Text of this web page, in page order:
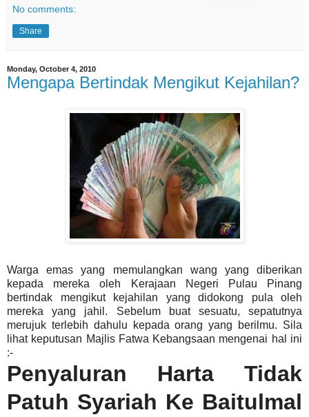
No comments:
Share
Monday, October 4, 2010
Mengapa Bertindak Mengikut Kejahilan?
Warga emas yang memulangkan wang yang diberikan
kepada mereka oleh Kerajaan Negeri Pulau Pinang
bertindak mengikut kejahilan yang didokong pula oleh
mereka yang jahil. Sebelum buat sesuatu, sepatutnya
merujuk terlebih dahulu kepada orang yang berilmu. Sila
lihat keputusan Majlis Fatwa Kebangsaan mengenai hal ini
:-
Penyaluran Harta Tidak
Patuh Syariah Ke Baitulmal